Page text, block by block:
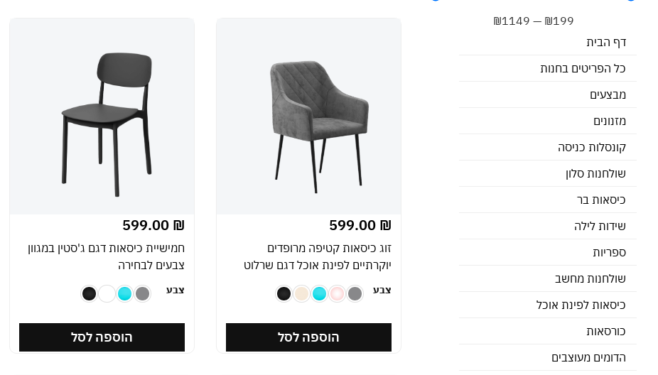
₪199
—
₪1149
דף הבית
כל הפריטים בחנות
מבצעים
מזנונים
קונסלות כניסה
שולחנות סלון
כיסאות בר
שידות לילה
ספריות
שולחנות מחשב
כיסאות לפינת אוכל
כורסאות
הדומים מעוצבים
599.00 ₪
זוג כיסאות קטיפה מרופדים
יוקרתיים לפינת אוכל דגם שרלוט
צבע
הוספה לסל
599.00 ₪
חמישיית כיסאות דגם ג'סטין במגוון
צבעים לבחירה
צבע
הוספה לסל